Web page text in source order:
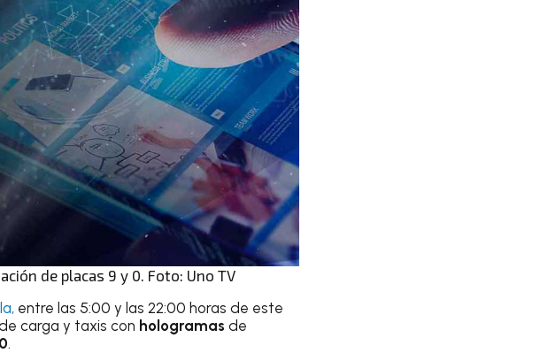
de placas 9 y 0. Foto: Uno TV
entre las 5:00 y las 22:00 horas de este
carga y taxis con hologramas de
.